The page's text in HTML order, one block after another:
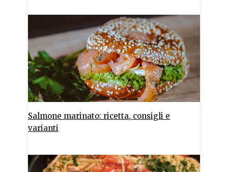
Salmone marinato: ricetta, consigli e
varianti